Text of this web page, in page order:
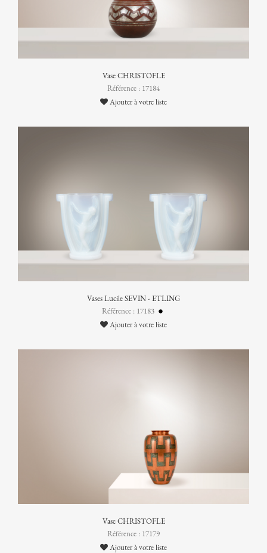
Vase CHRISTOFLE
Référence : 17184
Ajouter à votre liste
Vases Lucile SEVIN - ETLING
Référence : 17183
Ajouter à votre liste
Vase CHRISTOFLE
Référence : 17179
Ajouter à votre liste